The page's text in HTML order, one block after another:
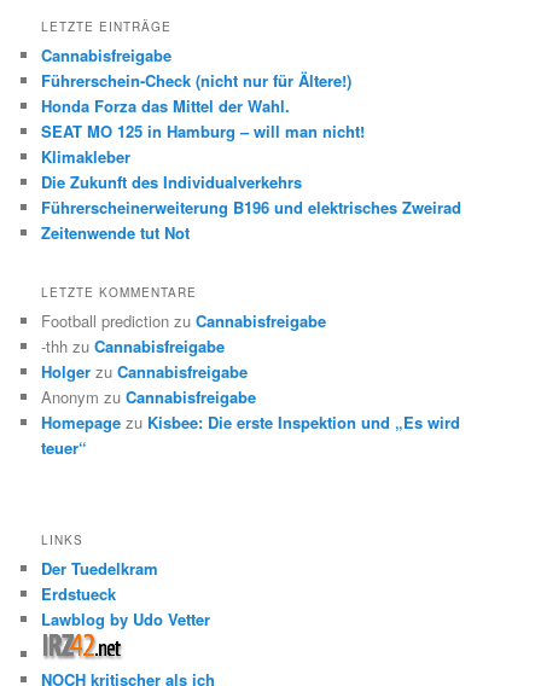
LETZTE EINTRÄGE
Cannabisfreigabe
Führerschein-Check (nicht nur für Ältere!)
Honda Forza das Mittel der Wahl.
SEAT MO 125 in Hamburg – will man nicht!
Klimakleber
Die Zukunft des Individualverkehrs
Führerscheinerweiterung B196 und elektrisches Zweirad
Zeitenwende tut Not
LETZTE KOMMENTARE
Football prediction zuCannabisfreigabe
-thh zuCannabisfreigabe
Holger zuCannabisfreigabe
Anonym zuCannabisfreigabe
Homepage zu Kisbee: Die erste Inspektion und „Es wird
teuer“
LINKS
Der Tuedelkram
Erdstueck
Lawblog by Udo Vetter
NOCH kritischer als ich